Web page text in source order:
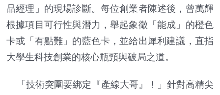
品經理」的現場診斷。每位創業者陳述後，曾萬輝
根據項目可行性與潛力，舉起象徵「能成」的橙色
卡或「有點難」的藍色卡，並給出犀利建議，直指
大學生科技創業的核心瓶頸與破局之道。
「技術突圍要綁定『產線大哥』！」針對高精尖